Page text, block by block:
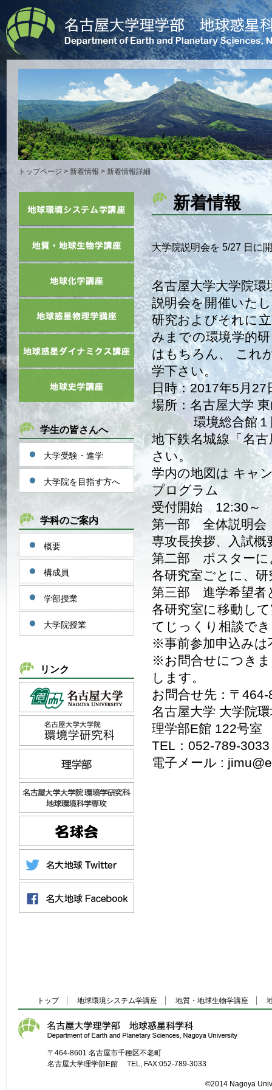
トップページ > 新着情報 > 新着情報詳細
新着情報
大学院説明会を 5/27 日に
名古屋大学大学院
説明会を開催いた
研究およびそれに
みまでの環境学的
はもちろん、 これ
学下さい。
日時：2017年5月27
場所：名古屋大学
環境総合館１階
地下鉄名城線「名
さい。
学内の地図は キャ
プログラム
受付開始 12:30～
第一部 全体説明会
専攻長挨拶、入試概
第二部 ポスターに
各研究室ごとに、
第三部 進学希望者
各研究室に移動し
てじっくり相談で
※事前参加申込みは
※お問合せにつき
します。
お問合せ先：〒
名古屋大学 大学院
理学部E館 122号室
TEL：052-789-3033
電子メール :
学生の皆さんへ
大学受験・進学
大学院を目指す方へ
学科のご案内
概要
構成員
学部授業
大学院授業
リンク
トップ 地球環境システム学講座 地質・地球生物学講座
〒464-8601 名古屋市千種区不老町
名古屋大学理学部E館 TEL, FAX:052-789-3033
©2014 Nagoya